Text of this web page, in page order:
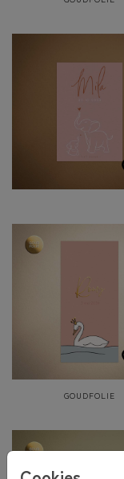
GOUDFOLIE